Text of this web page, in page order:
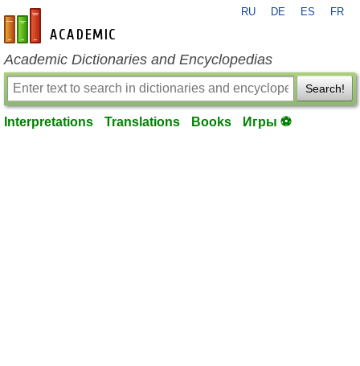
en-academic.com
RU DE ES FR
Academic Dictionaries and Encyclopedias
Search!
Interpretations Translations Books Игры ⚽